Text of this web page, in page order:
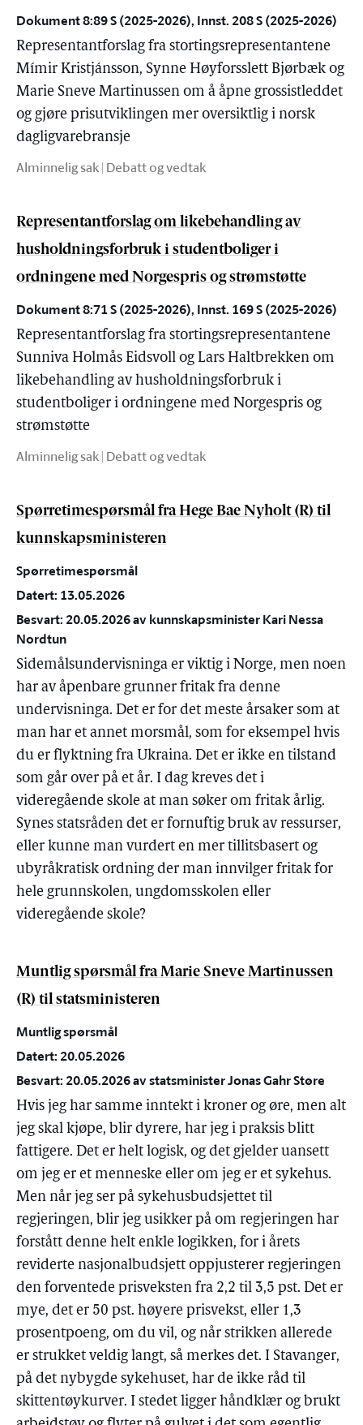
Dokument 8:89 S (2025-2026), Innst. 208 S (2025-2026)
Representantforslag fra stortingsrepresentantene
Mímir Kristjánsson, Synne Høyforsslett Bjørbæk og
Marie Sneve Martinussen om å åpne grossistleddet
og gjøre prisutviklingen mer oversiktlig i norsk
dagligvarebransje
Alminnelig sak | Debatt og vedtak
Representantforslag om likebehandling av
husholdningsforbruk i studentboliger i
ordningene med Norgespris og strømstøtte
Dokument 8:71 S (2025-2026), Innst. 169 S (2025-2026)
Representantforslag fra stortingsrepresentantene
Sunniva Holmås Eidsvoll og Lars Haltbrekken om
likebehandling av husholdningsforbruk i
studentboliger i ordningene med Norgespris og
strømstøtte
Alminnelig sak | Debatt og vedtak
Spørretimespørsmål fra Hege Bae Nyholt (R) til
kunnskapsministeren
Spørretimespørsmål
Datert: 13.05.2026
Besvart: 20.05.2026 av kunnskapsminister Kari Nessa
Nordtun
Sidemålsundervisninga er viktig i Norge, men noen
har av åpenbare grunner fritak fra denne
undervisninga. Det er for det meste årsaker som at
man har et annet morsmål, som for eksempel hvis
du er flyktning fra Ukraina. Det er ikke en tilstand
som går over på et år. I dag kreves det i
videregående skole at man søker om fritak årlig.
Synes statsråden det er fornuftig bruk av ressurser,
eller kunne man vurdert en mer tillitsbasert og
ubyråkratisk ordning der man innvilger fritak for
hele grunnskolen, ungdomsskolen eller
videregående skole?
Muntlig spørsmål fra Marie Sneve Martinussen
(R) til statsministeren
Muntlig spørsmål
Datert: 20.05.2026
Besvart: 20.05.2026 av statsminister Jonas Gahr Støre
Hvis jeg har samme inntekt i kroner og øre, men alt
jeg skal kjøpe, blir dyrere, har jeg i praksis blitt
fattigere. Det er helt logisk, og det gjelder uansett
om jeg er et menneske eller om jeg er et sykehus.
Men når jeg ser på sykehusbudsjettet til
regjeringen, blir jeg usikker på om regjeringen har
forstått denne helt enkle logikken, for i årets
reviderte nasjonalbudsjett oppjusterer regjeringen
den forventede prisveksten fra 2,2 til 3,5 pst. Det er
mye, det er 50 pst. høyere prisvekst, eller 1,3
prosentpoeng, om du vil, og når strikken allerede
er strukket veldig langt, så merkes det. I Stavanger,
på det nybygde sykehuset, har de ikke råd til
skittentøykurver. I stedet ligger håndklær og brukt